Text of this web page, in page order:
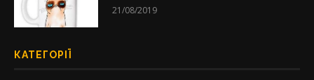
21/08/2019
КАТЕГОРІЇ